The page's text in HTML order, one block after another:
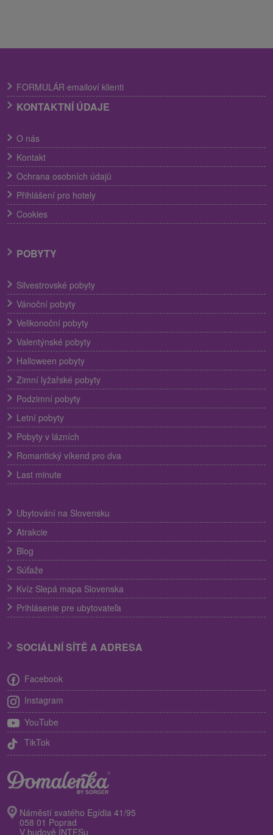
FORMULÁR emailoví klienti
KONTAKTNÍ ÚDAJE
O nás
Kontakt
Ochrana osobních údajů
Přihlášení pro hotely
Cookies
POBYTY
Silvestrovské pobyty
Vánoční pobyty
Velikonoční pobyty
Valentýnské pobyty
Halloween pobyty
Zimní lyžařské pobyty
Podzimní pobyty
Letní pobyty
Pobyty v lázních
Romantický víkend pro dva
Last minute
Ubytování na Slovensku
Atrakcie
Blog
Súťaže
Kvíz Slepá mapa Slovenska
Prihlásenie pre ubytovateľa
SOCIÁLNÍ SÍTĚ A ADRESA
Facebook
Instagram
YouTube
TikTok
Náměstí svatého Egídia 41/95
058 01 Poprad
V budově INTESu